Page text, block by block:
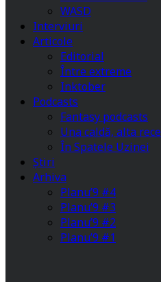
WASD
Interviuri
Articole
Editorial
Între extreme
Inktober
Podcasts
Fantasy podcasts
Una caldă, alta rece
În Spatele Uzinei
Știri
Arhiva
Planu’9 #4
Planu’9 #3
Planu’9 #2
Planu’9 #1